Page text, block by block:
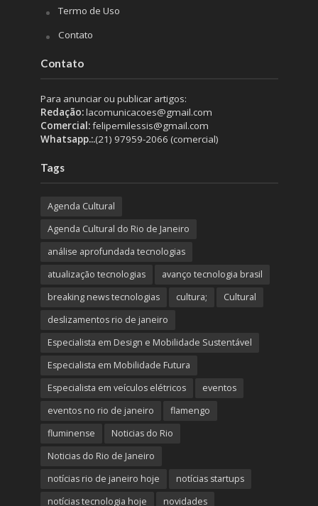
Termo de Uso
Contato
Contato
Para anunciar ou publicar artigos:
Redação:lacomunicacoes@gmail.com
Comercial:felipemilessis@gmail.com
Whatsapp.:.(21) 97959-2066 (comercial)
Tags
Agenda Cultural
Agenda Cultural do Rio de Janeiro
análise aprofundada tecnologias
atualização tecnologias
avanço tecnologia brasil
breaking news tecnologias
cultura;
Cultural
deslizamentos rio de janeiro
Especialista em Design e Mobilidade Sustentável
Especialista em Mobilidade Futura
Especialista em veículos elétricos
eventos
eventos no rio de janeiro
flamengo
fluminense
Noticias do Rio
Noticias do Rio de Janeiro
notícias rio de janeiro hoje
notícias startups
notícias tecnologia hoje
novidades